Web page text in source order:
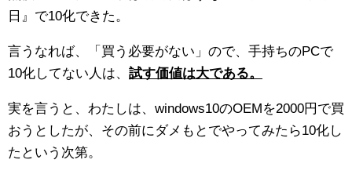
日』で10化できた。
言うなれば、「買う必要がない」ので、手持ちのPCで
10化してない人は、 試す価値は大である。
実を言うと、わたしは、windows10のOEMを2000円で買
おうとしたが、その前にダメもとでやってみたら10化し
たという次第。